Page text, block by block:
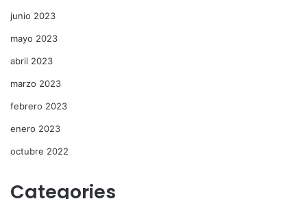
junio 2023
mayo 2023
abril 2023
marzo 2023
febrero 2023
enero 2023
octubre 2022
Categories